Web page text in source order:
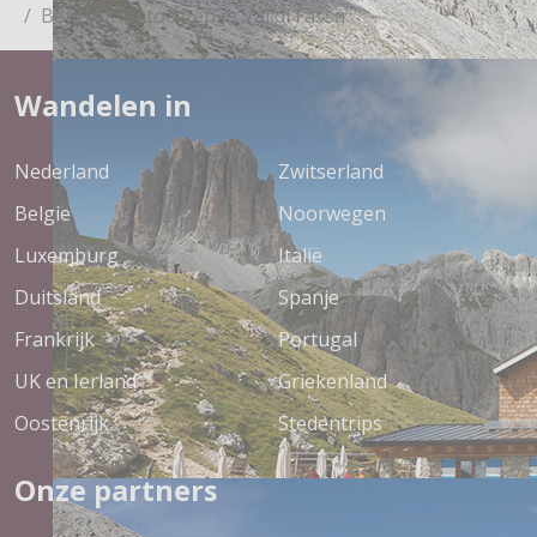
Berghuttentochten in Val di Fassa
Wandelen in
Nederland
Belgie
Luxemburg
Duitsland
Frankrijk
UK en Ierland
Oostenrijk
Zwitserland
Noorwegen
Italië
Spanje
Portugal
Griekenland
Stedentrips
Onze partners